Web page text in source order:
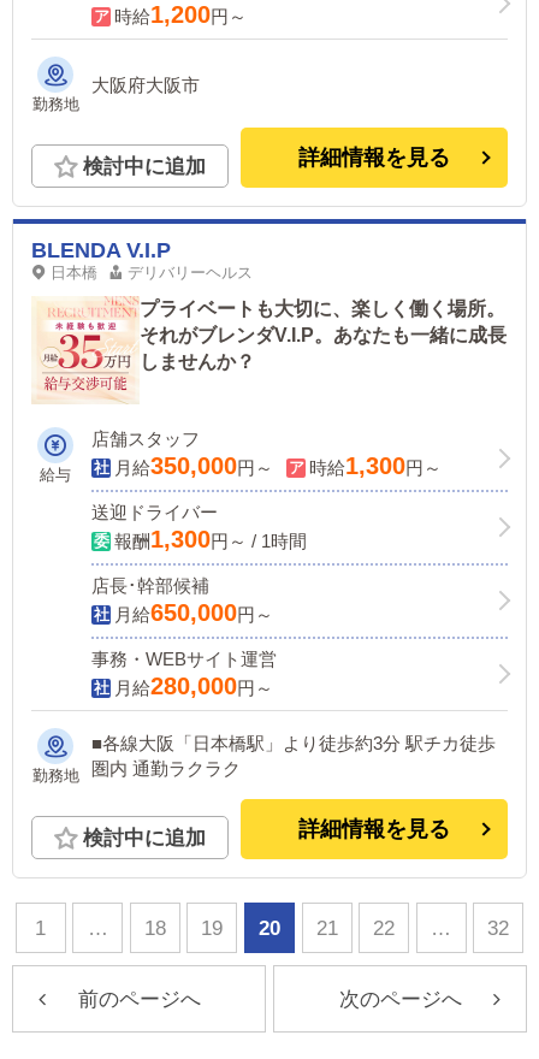
時給1,200円～
勤務地
大阪府大阪市
検討中に追加 詳細情報を見る
BLENDA V.I.P
日本橋 デリバリーヘルス
プライベートも大切に、楽しく働く場所。
それがブレンダV.I.P。あなたも一緒に成長
しませんか？
給与
店舗スタッフ
月給350,000円～ 時給1,300円～
送迎ドライバー
報酬1,300円～ / 1時間
店長･幹部候補
月給650,000円～
事務・WEBサイト運営
月給280,000円～
勤務地
■各線大阪「日本橋駅」より徒歩約3分 駅チカ徒歩
圏内 通勤ラクラク
検討中に追加 詳細情報を見る
1 … 18 19 20 21 22 … 32
前のページへ 次のページへ